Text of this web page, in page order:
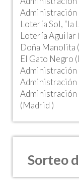
Administración
Lotería Sol, “la
Lotería Aguilar
Doña Manolita
El Gato Negro
Administración
Administración
Administración
(Madrid )
Sorteo